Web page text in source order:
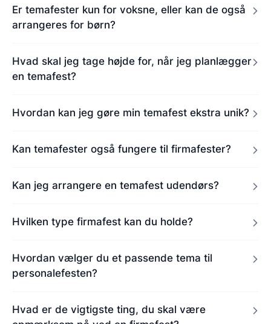
Er temafester kun for voksne, eller kan de også
arrangeres for børn?
Hvad skal jeg tage højde for, når jeg planlægger
en temafest?
Hvordan kan jeg gøre min temafest ekstra unik?
Kan temafester også fungere til firmafester?
Kan jeg arrangere en temafest udendørs?
Hvilken type firmafest kan du holde?
Hvordan vælger du et passende tema til
personalefesten?
Hvad er de vigtigste ting, du skal være